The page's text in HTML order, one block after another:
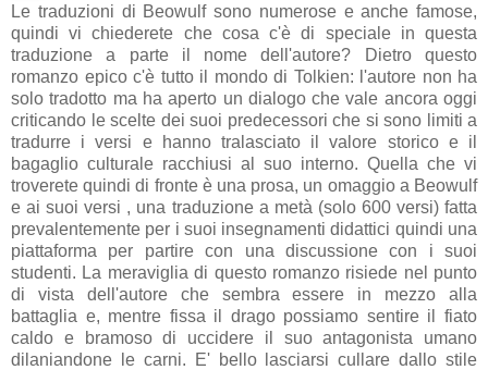
Le traduzioni di Beowulf sono numerose e anche famose,
quindi vi chiederete che cosa c'è di speciale in questa
traduzione a parte il nome dell'autore? Dietro questo
romanzo epico c'è tutto il mondo di Tolkien: l'autore non ha
solo tradotto ma ha aperto un dialogo che vale ancora oggi
criticando le scelte dei suoi predecessori che si sono limiti a
tradurre i versi e hanno tralasciato il valore storico e il
bagaglio culturale racchiusi al suo interno. Quella che vi
troverete quindi di fronte è una prosa, un omaggio a Beowulf
e ai suoi versi , una traduzione a metà (solo 600 versi) fatta
prevalentemente per i suoi insegnamenti didattici quindi una
piattaforma per partire con una discussione con i suoi
studenti. La meraviglia di questo romanzo risiede nel punto
di vista dell'autore che sembra essere in mezzo alla
battaglia e, mentre fissa il drago possiamo sentire il fiato
caldo e bramoso di uccidere il suo antagonista umano
dilaniandone le carni. E' bello lasciarsi cullare dallo stile